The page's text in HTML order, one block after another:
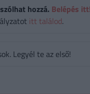
hozzá. Belépés itt!
itt találod.
Legyél te az első!